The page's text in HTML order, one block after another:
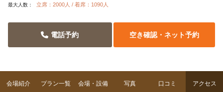
最大人数： 立席：2000人 / 着席：1090人
空き確認・ネット予約
電話予約
会場紹介 プラン一覧 会場・設備 写真 口コミ アクセス